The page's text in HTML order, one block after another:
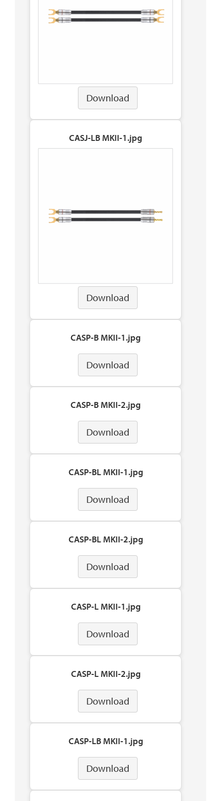
Download
CASJ-LB MKII-1.jpg
Download
CASP-B MKII-1.jpg
Download
CASP-B MKII-2.jpg
Download
CASP-BL MKII-1.jpg
Download
CASP-BL MKII-2.jpg
Download
CASP-L MKII-1.jpg
Download
CASP-L MKII-2.jpg
Download
CASP-LB MKII-1.jpg
Download